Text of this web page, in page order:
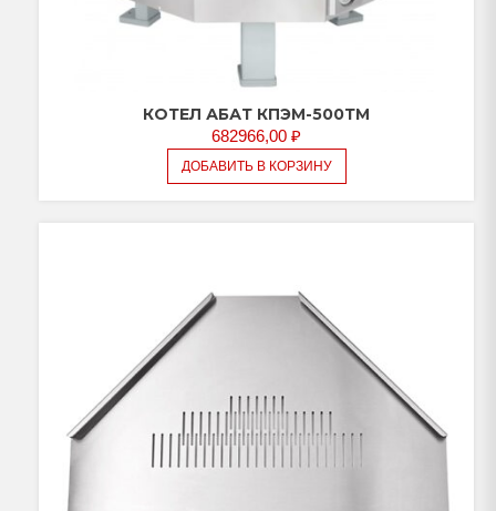
КОТЕЛ АБАТ КПЭМ-500ТМ
682966,00 ₽
ДОБАВИТЬ В КОРЗИНУ